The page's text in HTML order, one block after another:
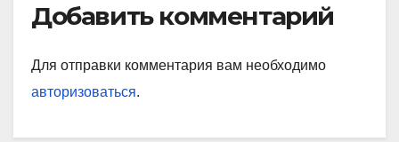
Добавить комментарий
Для отправки комментария вам необходимо
авторизоваться.